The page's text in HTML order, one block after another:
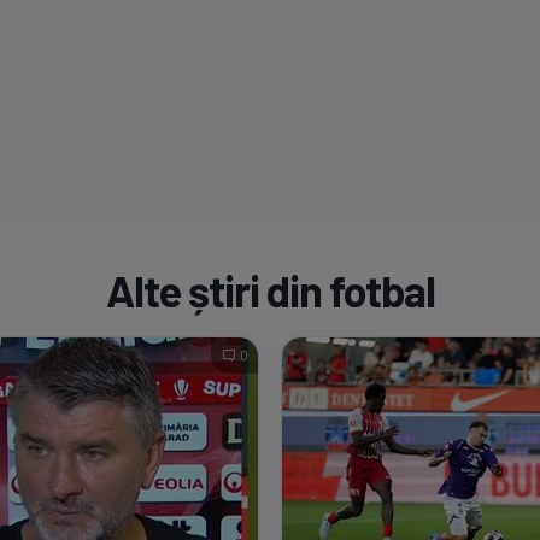
Alte știri din fotbal
0